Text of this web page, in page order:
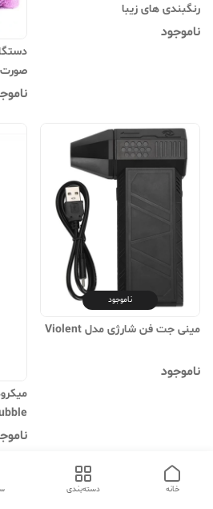
رنگبندی های زیبا
ناموجود
صورت مدل NTFS-618
ناموجود
مینی جت فن شارژی مدل Violent
ناموجود
دسته‌بندی خانه